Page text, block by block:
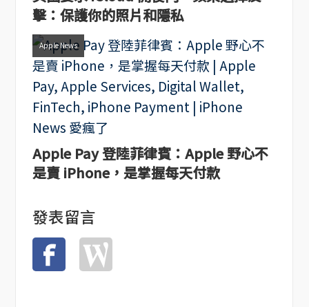
擊：保護你的照片和隱私
Apple News
Apple Pay 登陸菲律賓：Apple 野心不
是賣 iPhone，是掌握每天付款
發表留言